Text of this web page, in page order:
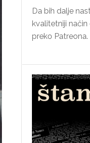
Da bih dalje
kvalitetniji
preko Patreona.